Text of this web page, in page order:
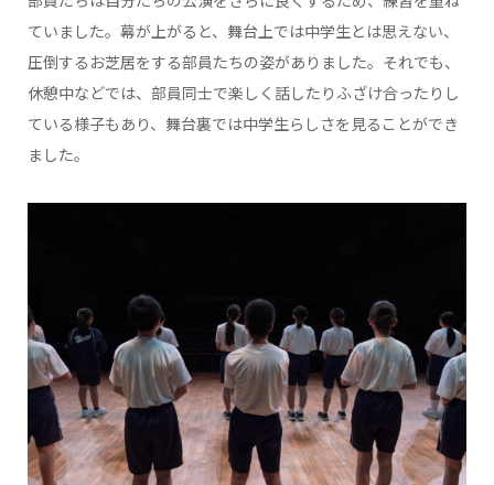
ていました。幕が上がると、舞台上では中学生とは思えない、
圧倒するお芝居をする部員たちの姿がありました。それでも、
休憩中などでは、部員同士で楽しく話したりふざけ合ったりし
ている様子もあり、舞台裏では中学生らしさを見ることができ
ました。